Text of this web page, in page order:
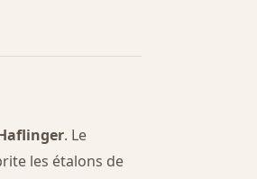
. Le
les étalons de